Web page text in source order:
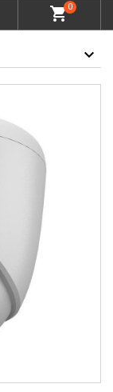
shopping_cart0